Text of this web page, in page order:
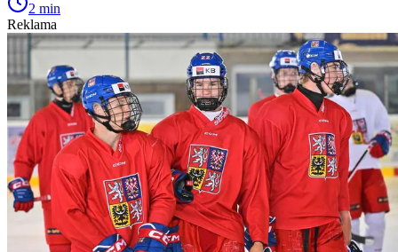
2 min
Reklama